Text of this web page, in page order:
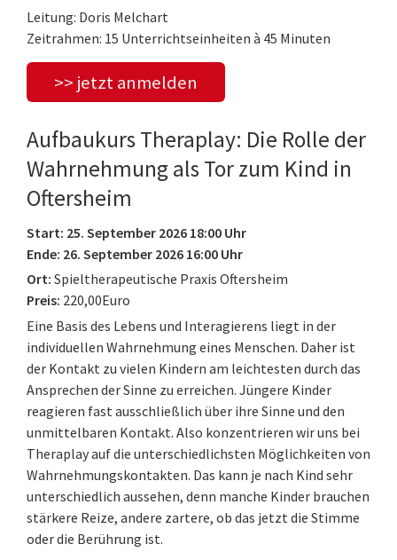
Leitung: Doris Melchart
Zeitrahmen: 15 Unterrichtseinheiten à 45 Minuten
>> jetzt anmelden
Aufbaukurs Theraplay: Die Rolle der
Wahrnehmung als Tor zum Kind in
Oftersheim
Start: 25. September 2026 18:00 Uhr
Ende: 26. September 2026 16:00 Uhr
Ort: Spieltherapeutische Praxis Oftersheim
Preis: 220,00Euro
Eine Basis des Lebens und Interagierens liegt in der
individuellen Wahrnehmung eines Menschen. Daher ist
der Kontakt zu vielen Kindern am leichtesten durch das
Ansprechen der Sinne zu erreichen. Jüngere Kinder
reagieren fast ausschließlich über ihre Sinne und den
unmittelbaren Kontakt. Also konzentrieren wir uns bei
Theraplay auf die unterschiedlichsten Möglichkeiten von
Wahrnehmungskontakten. Das kann je nach Kind sehr
unterschiedlich aussehen, denn manche Kinder brauchen
stärkere Reize, andere zartere, ob das jetzt die Stimme
oder die Berührung ist.